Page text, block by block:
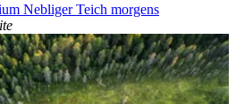
Nebliger Teich morgens